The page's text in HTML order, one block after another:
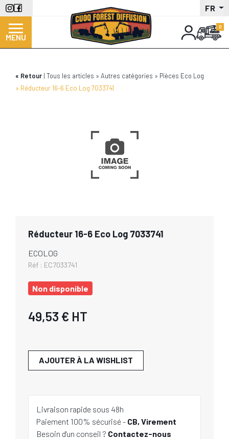
Aller
au
contenu
principal
FR
MENU
Retour Tous les articles Autres catégories
Pièces Eco Log
Réducteur 16-6 Eco Log 7033741
Réducteur 16-6 Eco Log 7033741
ECOLOG
Réf : EC7033741
Non disponible
49,53 € HT
AJOUTER À LA WISHLIST
Livraison rapide sous 48h
Paiement 100% sécurisé - CB, Virement
Besoin d'un conseil ? Contactez-nous